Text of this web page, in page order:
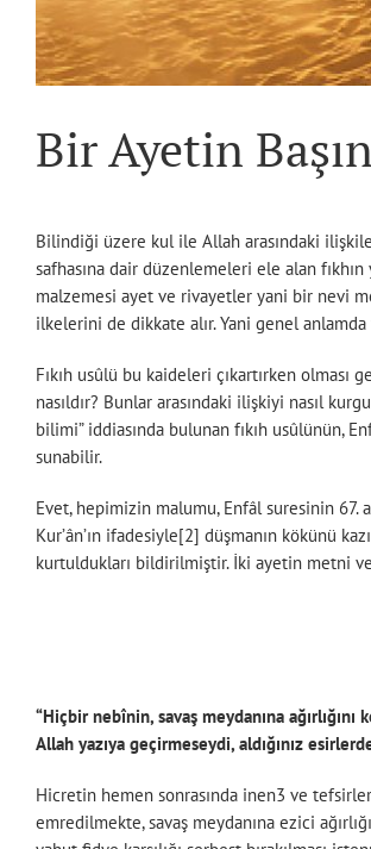
Bir Ayetin
Bilindiği üzere kul ile Allah arasındaki
safhasına dair düzenlemeleri ele alan
malzemesi ayet ve rivayetler yani bir nevi
ilkelerini de dikkate alır. Yani genel anlamda
Fıkıh usûlü bu kaideleri çıkartırken
nasıldır? Bunlar arasındaki ilişkiyi nasıl
bilimi” iddiasında bulunan fıkıh usûlünün,
sunabilir.
Evet, hepimizin malumu, Enfâl suresinin 67.
Kur’ân’ın ifadesiyle[2] düşmanın kökünü
kurtuldukları bildirilmiştir. İki ayetin metni
“Hiçbir nebînin, savaş meydanına
Allah yazıya geçirmeseydi, aldığınız
Hicretin hemen sonrasında inen3 ve
emredilmekte, savaş meydanına ezici